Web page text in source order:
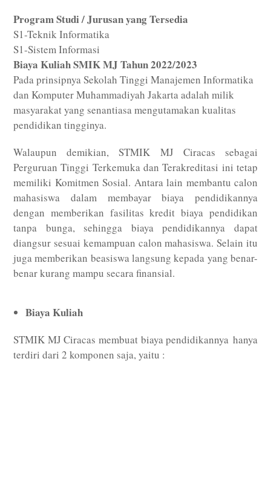
Program Studi / Jurusan yang Tersedia
S1-Teknik Informatika
S1-Sistem Informasi
Biaya Kuliah SMIK MJ Tahun 2022/2023
Pada prinsipnya Sekolah Tinggi Manajemen Informatika
dan Komputer Muhammadiyah Jakarta adalah milik
masyarakat yang senantiasa mengutamakan kualitas
pendidikan tingginya.
Walaupun demikian, STMIK MJ Ciracas sebagai
Perguruan Tinggi Terkemuka dan Terakreditasi ini tetap
memiliki Komitmen Sosial. Antara lain membantu calon
mahasiswa dalam membayar biaya pendidikannya
dengan memberikan fasilitas kredit biaya pendidikan
tanpa bunga, sehingga biaya pendidikannya dapat
diangsur sesuai kemampuan calon mahasiswa. Selain itu
juga memberikan beasiswa langsung kepada yang benar-
benar kurang mampu secara finansial.
Biaya Kuliah
STMIK MJ Ciracas membuat biaya pendidikannya hanya
terdiri dari 2 komponen saja, yaitu :